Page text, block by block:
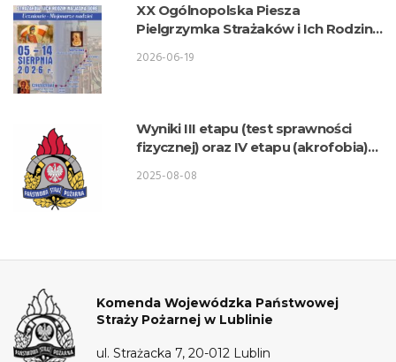
XX Ogólnopolska Piesza
Pielgrzymka Strażaków i Ich Rodzin
2026-06-19
Wyniki III etapu (test sprawności
fizycznej) oraz IV etapu (akrofobia)
przyjęcie do służby w KW PSP Lublin
2025-08-08
Komenda Wojewódzka Państwowej
Straży Pożarnej w Lublinie
ul. Strażacka 7, 20-012 Lublin